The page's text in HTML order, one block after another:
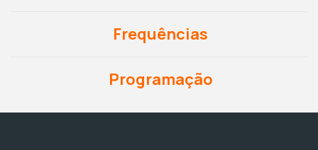
Frequências
Programação